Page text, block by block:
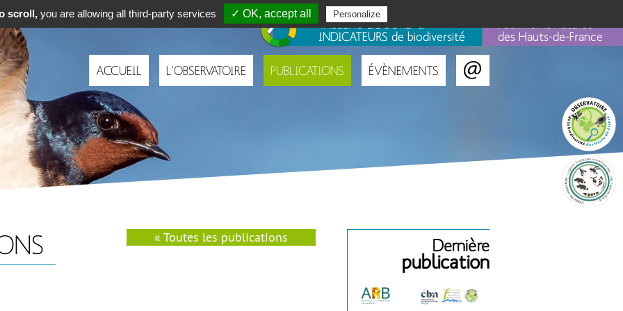
Navigation
principale
ACCUEIL L'OBSERVATOIRE PUBLICATIONS ÉVÈNEMENTS
TABLEAU DE BORD &
INDICATEURS de biodiversité
des Hauts-de-France
Portails
« Toutes les publications Dernière
publication
scroll,you are allowing all third-party services ✓ OK, accept all Personalize